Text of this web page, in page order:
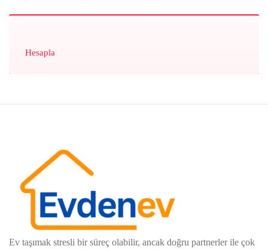
Hesapla
Ev taşımak stresli bir süreç olabilir, ancak doğru partnerler ile çok